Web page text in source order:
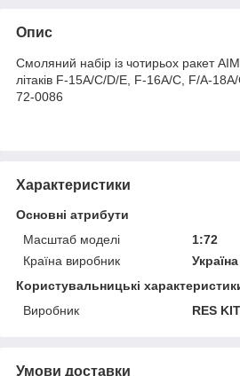
Опис
Смоляний набір із чотирьох ракет
літаків F-15A/C/D/E, F-16A/C, F/A-
72-0086
Характеристики
Основні атрибути
Масштаб моделі
1:72
Країна виробник
Україна
Користувальницькі
Виробник
RES KIT
Умови доставки